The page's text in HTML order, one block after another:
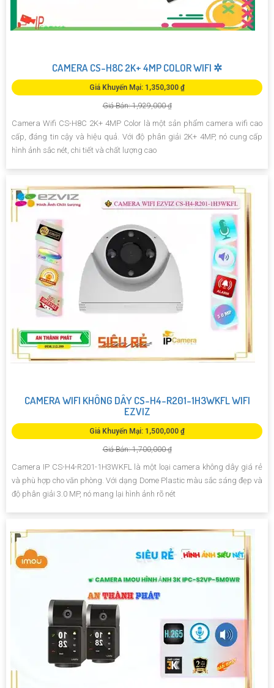
CAMERA CS-H8C 2K+ 4MP COLOR WIFI ✲
Giá Khuyến Mại: 1,350,300 ₫
Giá Bán: 1,929,000 ₫
Camera Wifi CS-H8C 2K+ 4MP Color là một sản phẩm camera wifi cao
cấp, đáng tin cậy và hiệu quả. Với độ phân giải 2K+ 4MP, nó cung cấp
hình ảnh sắc nét, chi tiết và chất lượng cao
CAMERA WIFI KHÔNG DÂY CS-H4-R201-1H3WKFL WIFI
EZVIZ
Giá Khuyến Mại: 1,500,000 ₫
Giá Bán: 1,700,000 ₫
Camera IP CS-H4-R201-1H3WKFL là một loại camera không dây giá rẻ
và phù hợp cho văn phòng. Với dạng Dome Plastic màu sắc sáng đẹp và
độ phân giải 3.0 MP, nó mang lại hình ảnh rõ nét